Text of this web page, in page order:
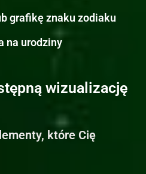
grafikę znaku zodiaku
na urodziny
wizualizację
które Cię